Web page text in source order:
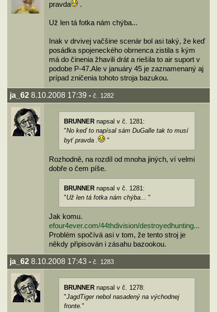
pravda
.
Už len tá fotka nám chýba...
Inak v drvivej vačšine scenár bol asi taký, že keď
posádka spojeneckého obrnenca zistila s kým
má do činenia žhavili drát a riešila to air suport v
podobe P-47.Ale v januáry 45 je zaznamenaný aj
prípad zničenia tohoto stroja bazukou.
ja_62 8.10.2008 17:39 - č. 1282
BRUNNER napsal v č. 1281:
"No keď to napísal sám DuGalle tak to musí
byť pravda .
"
Rozhodně, na rozdíl od mnoha jiných, ví velmi
dobře o čem píše.
BRUNNER napsal v č. 1281:
"Už len tá fotka nám chýba... "
Jak komu.
efour4ever.com/44thdivision/destroyedhunting...
Problém spočívá asi v tom, že tento stroj je
někdy připisován i zásahu bazookou.
ja_62 8.10.2008 17:43 - č. 1283
BRUNNER napsal v č. 1278:
"JagdTiger nebol nasadený na východnej
fronte."